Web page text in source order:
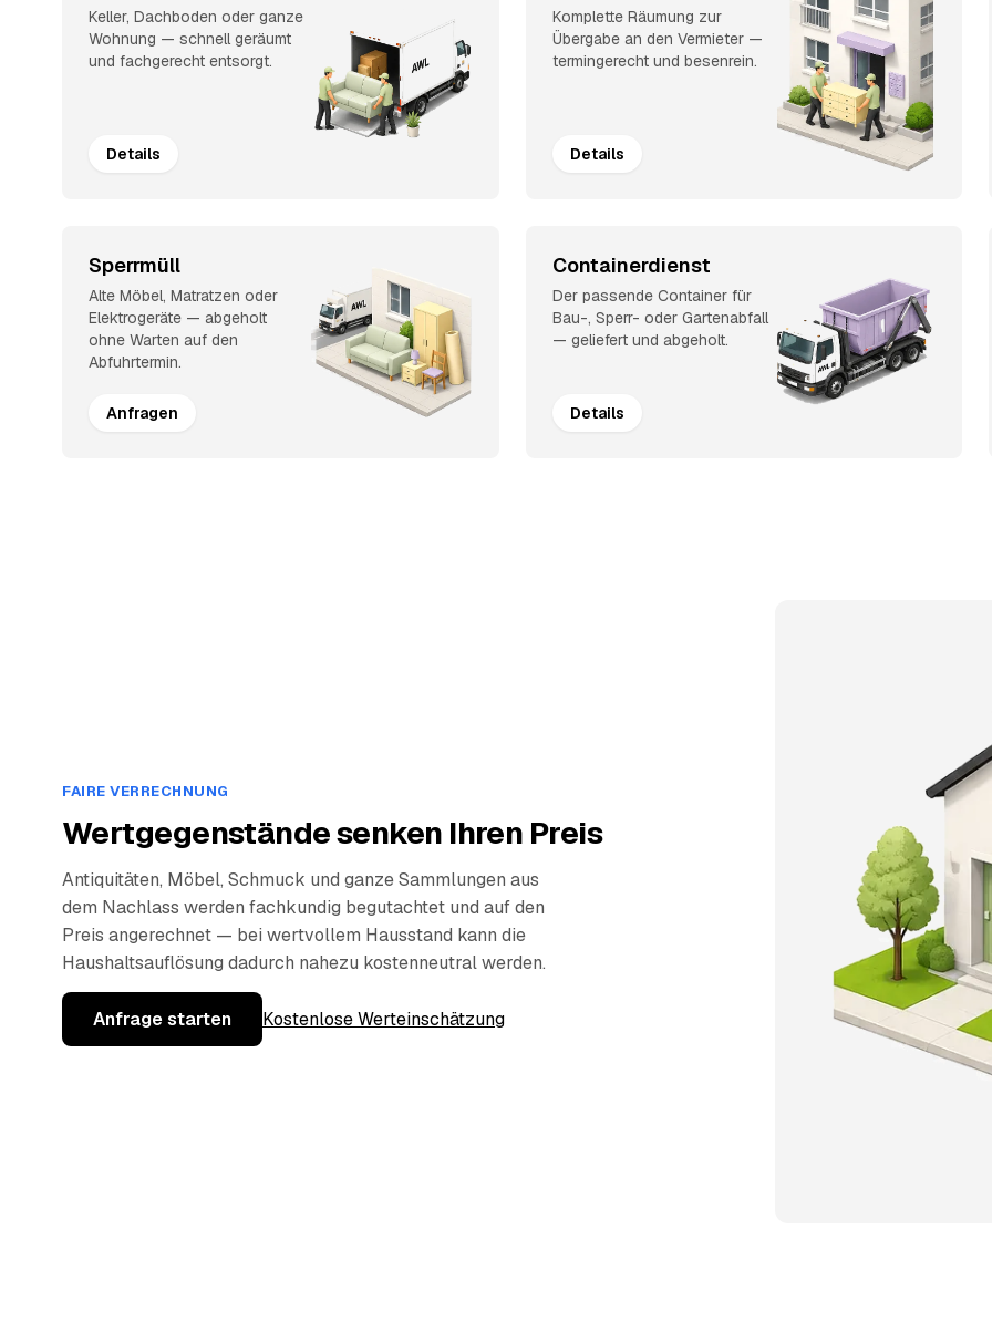
Keller, Dachboden oder ganze
Wohnung — schnell geräumt
und fachgerecht entsorgt.
Details
Komplette Räumung zur
Übergabe an den Vermieter —
termingerecht und besenrein.
Details
Sperrmüll
Alte Möbel, Matratzen oder
Elektrogeräte — abgeholt
ohne Warten auf den
Abfuhrtermin.
Anfragen
Containerdienst
Der passende Container für
Bau-, Sperr- oder Gartenabfall
— geliefert und abgeholt.
Details
FAIRE VERRECHNUNG
Wertgegenstände senken Ihren Preis
Antiquitäten, Möbel, Schmuck und ganze Sammlungen aus
dem Nachlass werden fachkundig begutachtet und auf den
Preis angerechnet — bei wertvollem Hausstand kann die
Haushaltsauflösung dadurch nahezu kostenneutral werden.
Anfrage starten Kostenlose Werteinschätzung